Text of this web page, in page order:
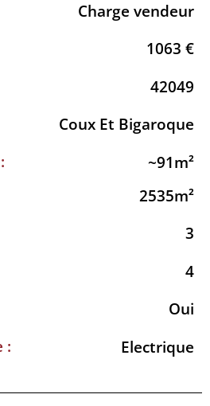
Charge vendeur
1063 €
42049
Coux Et Bigaroque
~91m²
2535m²
3
4
Oui
:
Electrique